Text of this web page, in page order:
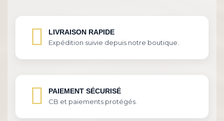
LIVRAISON RAPIDE
Expédition suivie depuis notre boutique.
PAIEMENT SÉCURISÉ
CB et paiements protégés.